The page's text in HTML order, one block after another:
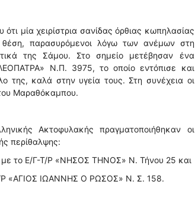
μία χειρίστρια σανίδας όρθιας κωπηλασίας
παρασυρόμενοι λόγω των ανέμων στη
της Σάμου. Στο σημείο μετέβησαν ένα
Ν.Π. 3975, το οποίο εντόπισε και
της, καλά στην υγεία τους. Στη συνέχεια οι
Μαραθόκαμπου.
Ακτοφυλακής πραγματοποιήθηκαν οι
περίθαλψης:
με το Ε/Γ-Τ/Ρ «ΝΗΣΟΣ ΤΗΝΟΣ» Ν. Τήνου 25 και
Τ/Ρ «ΑΓΙΟΣ ΙΩΑΝΝΗΣ Ο ΡΩΣΟΣ» Ν. Σ. 158.